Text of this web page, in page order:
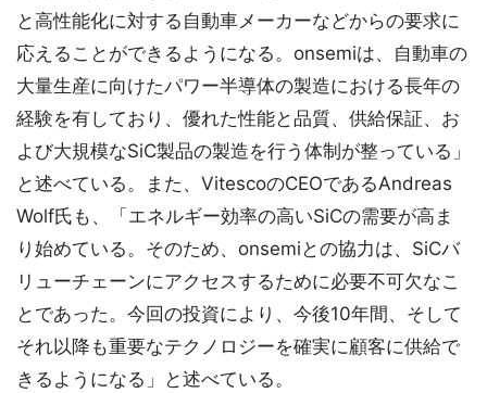
と高性能化に対する自動車メーカーなどからの要求に
応えることができるようになる。onsemiは、自動車の
大量生産に向けたパワー半導体の製造における長年の
経験を有しており、優れた性能と品質、供給保証、お
よび大規模なSiC製品の製造を行う体制が整っている」
と述べている。また、VitescoのCEOであるAndreas
Wolf氏も、「エネルギー効率の高いSiCの需要が高ま
り始めている。そのため、onsemiとの協力は、SiCバ
リューチェーンにアクセスするために必要不可欠なこ
とであった。今回の投資により、今後10年間、そして
それ以降も重要なテクノロジーを確実に顧客に供給で
きるようになる」と述べている。